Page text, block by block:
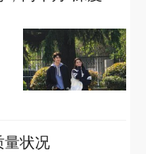
状况